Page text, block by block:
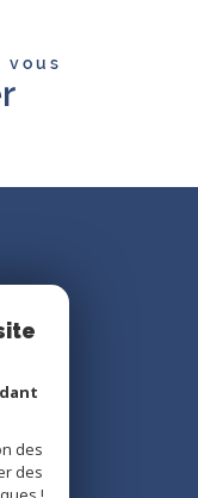
vous
des
des